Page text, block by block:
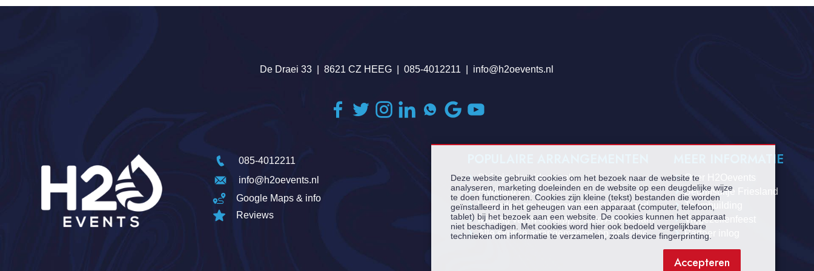
De Draei 33 8621 CZ HEEG 085-4012211 info@h2oevents.nl
085-4012211
info@h2oevents.nl
Google Maps & info
Reviews
Skûtsjesilen (dagdeel)
Flyboard clinic
Vergader- en zeilarrangement Friesland
Middag varen op klipper rond Amsterdam
Alle skutsje arrangementen op een rijtje
MEER INFORMATIE
Over H2Oevents
Bedrijfsuitje Friesland
Teambuilding
Vrijgezellenfeest
Partner inlog
Deze website gebruikt cookies om het bezoek naar de website te
analyseren, marketing doeleinden en de website op een deugdelijke wijze
te doen functioneren. Cookies zijn kleine (tekst) bestanden die worden
geïnstalleerd in het geheugen van een apparaat (computer, telefoon,
tablet) bij het bezoek aan een website. De cookies kunnen het apparaat
niet beschadigen. Met cookies word hier ook bedoeld vergelijkbare
technieken om informatie te verzamelen, zoals device fingerprinting.
Accepteren